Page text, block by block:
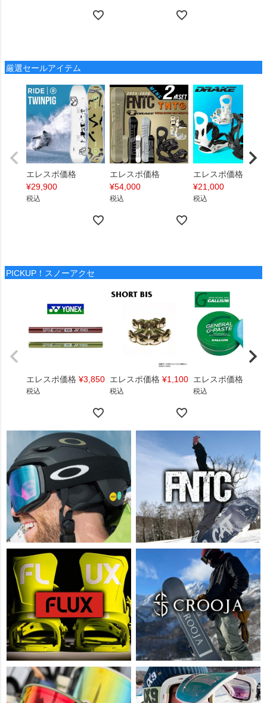
厳選セールアイテム
エレスポ価格
¥29,900
税込
エレスポ価格
¥54,000
税込
エレスポ価格
¥21,000
税込
PICKUP！スノーアクセ
エレスポ価格 ¥3,850
税込
エレスポ価格 ¥1,100
税込
エレスポ価格
税込